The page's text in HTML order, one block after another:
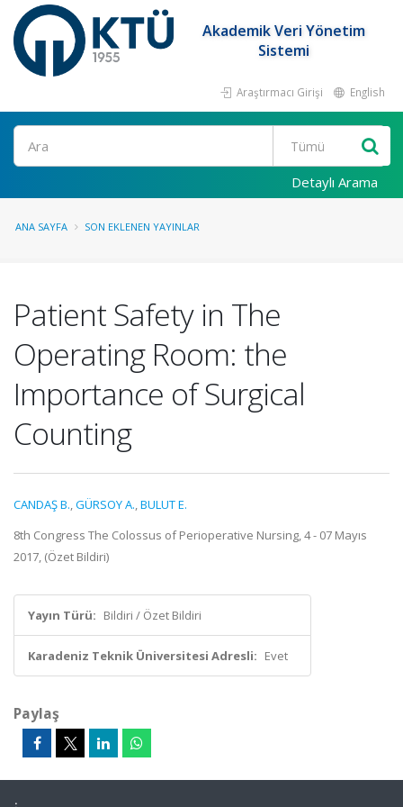
Akademik Veri Yönetim
Sistemi
Araştırmacı Girişi English
Ara
Detaylı Arama
ANA SAYFA SON EKLENEN YAYINLAR
Patient Safety in The
Operating Room: the
Importance of Surgical
Counting
CANDAŞ B.,GÜRSOY A.,BULUT E.
8th Congress The Colossus of Perioperative Nursing, 4 - 07 Mayıs
2017, (Özet Bildiri)
Yayın Türü: Bildiri / Özet Bildiri
Karadeniz Teknik Üniversitesi Adresli: Evet
Paylaş